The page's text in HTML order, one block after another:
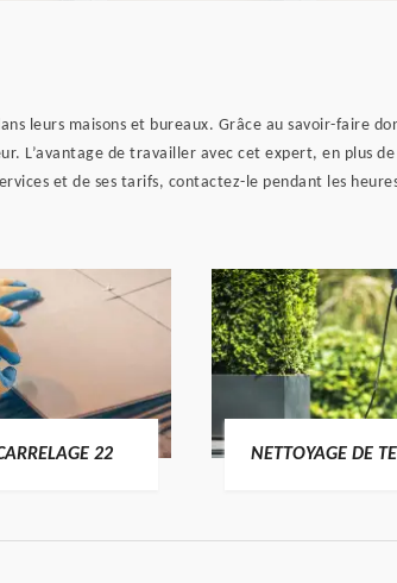
leurs maisons et bureaux. Grâce au savoir-faire
L’avantage de travailler avec cet expert, en plus de
et de ses tarifs, contactez-le pendant les
22 NETTOYAGE DE